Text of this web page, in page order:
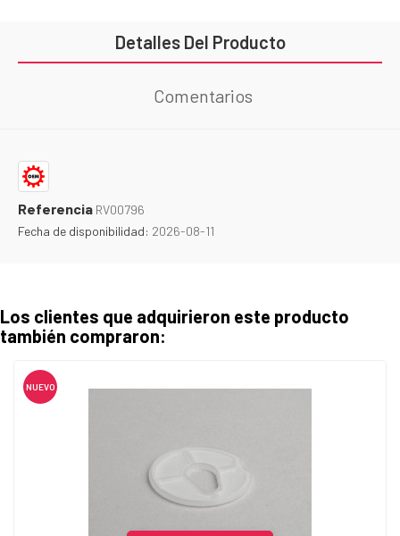
Detalles Del Producto
Comentarios
Referencia RV00796
Fecha de disponibilidad: 2026-08-11
Los clientes que adquirieron este producto
también compraron:
NUEVO